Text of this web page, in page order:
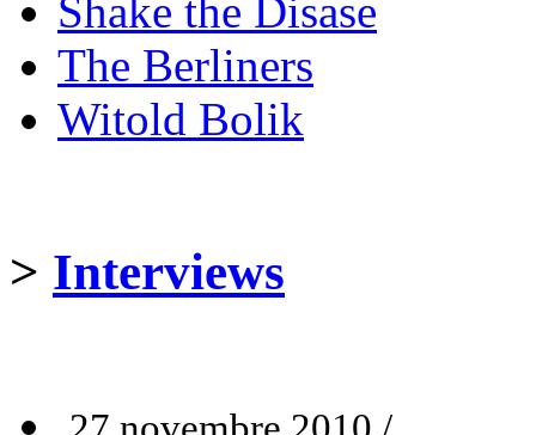
Shake the Disase
The Berliners
Witold Bolik
> Interviews